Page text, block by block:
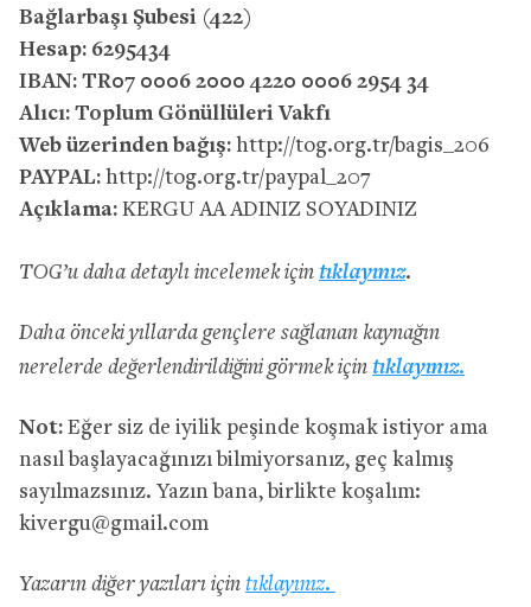
Bağlarbaşı Şubesi (422)
Hesap: 6295434
IBAN: TR07 0006 2000 4220 0006 2954 34
Alıcı: Toplum Gönüllüleri Vakfı
Web üzerinden bağış: http://tog.org.tr/bagis_206
PAYPAL: http://tog.org.tr/paypal_207
Açıklama: KERGU AA ADINIZ SOYADINIZ
TOG’u daha detaylı incelemek için tıklayınız.
Daha önceki yıllarda gençlere sağlanan kaynağın
nerelerde değerlendirildiğini görmek için tıklayınız.
Not: Eğer siz de iyilik peşinde koşmak istiyor ama
nasıl başlayacağınızı bilmiyorsanız, geç kalmış
sayılmazsınız. Yazın bana, birlikte koşalım:
kivergu@gmail.com
Yazarın diğer yazıları için tıklayınız.